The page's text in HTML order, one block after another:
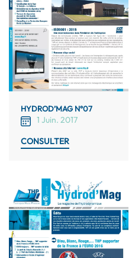
HYDROD’MAG N°07
1 Juin. 2017
CONSULTER